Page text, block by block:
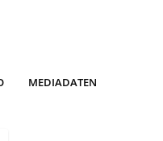
MEDIADATEN